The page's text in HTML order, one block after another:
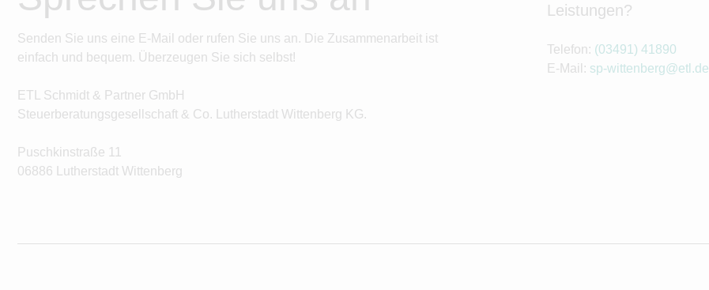
Senden Sie uns eine E-Mail oder rufen Sie uns an. Die Zusammenarbeit ist
einfach und bequem. Überzeugen Sie sich selbst!
ETL Schmidt & Partner GmbH
Steuerberatungsgesellschaft & Co. Lutherstadt Wittenberg KG.
Puschkinstraße 11
06886 Lutherstadt Wittenberg
Leistungen?
Telefon: (03491) 41890
E-Mail: sp-wittenberg@etl.de